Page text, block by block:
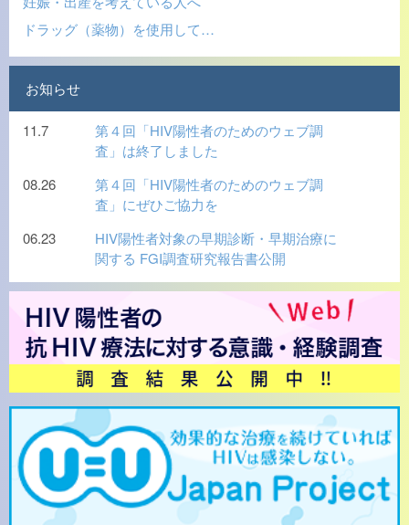
ドラッグ（薬物）を使用して…
お知らせ
11.7
第４回「HIV陽性者のためのウェブ調
査」は終了しました
08.26
第４回「HIV陽性者のためのウェブ調
査」にぜひご協力を
06.23
HIV陽性者対象の早期診断・早期治療に
関する FGI調査研究報告書公開